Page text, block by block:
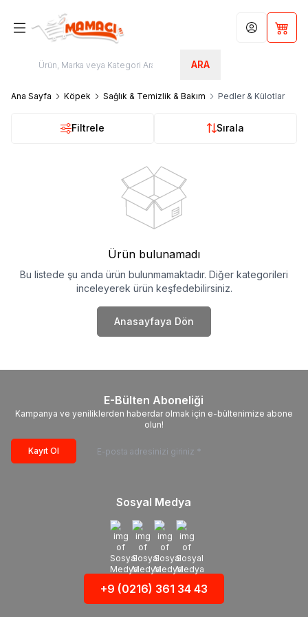
ARA
Hesabım
Ana Sayfa Köpek Sağlık & Temizlik & Bakım Pedler & Külotlar
Filtrele Sırala
Ürün bulunamadı
Bu listede şu anda ürün bulunmamaktadır. Diğer kategorileri
inceleyerek ürün keşfedebilirsiniz.
Anasayfaya Dön
E-Bülten Aboneliği
Kampanya ve yeniliklerden haberdar olmak için e-bültenimize abone
olun!
Kayıt Ol
Sosyal Medya
+9 (0216) 361 34 43